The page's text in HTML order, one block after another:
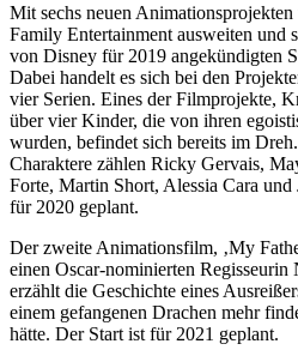
Mit sechs neuen
Family Entertainment ausweiten und
von Disney für 2019 angekündigten
Dabei handelt es sich bei den
vier Serien. Eines der Filmprojekte,
über vier Kinder, die von ihren
wurden, befindet sich bereits im
Charaktere zählen Ricky Gervais,
Forte, Martin Short, Alessia Cara
für 2020 geplant.
Der zweite Animationsfilm, ‚My
einen Oscar-nominierten
erzählt die Geschichte eines
einem gefangenen Drachen mehr
hätte. Der Start ist für 2021 geplant.